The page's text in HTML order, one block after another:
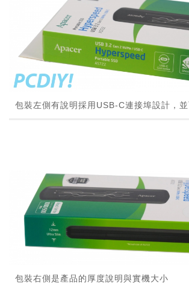
包裝左側有說明採用USB-C連接埠設計，
包裝右側是產品的厚度說明與實機大小